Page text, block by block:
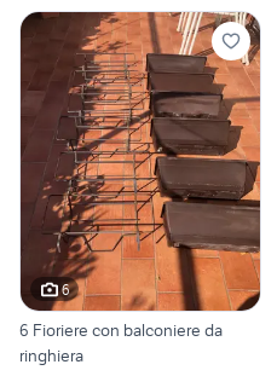
6
6 Fioriere con balconiere da
ringhiera